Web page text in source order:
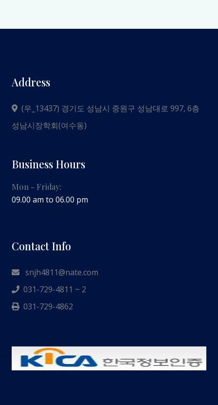
Address
(우_13437) 경기도 성남시 중원구 성남대로 997, 6층
성남시장학회(여수동)
Business Hours
Mon - Friday:
09.00 am to 06.00 pm
Contact Info
snjh4811@nate.com
031-729-4811 ~ 2
031-729-4862